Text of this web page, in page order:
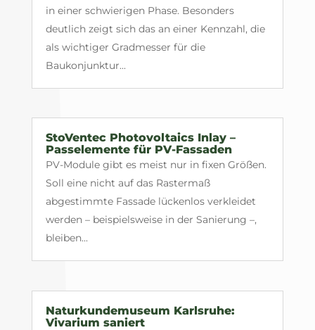
in einer schwierigen Phase. Besonders
deutlich zeigt sich das an einer Kennzahl, die
als wichtiger Gradmesser für die
Baukonjunktur...
StoVentec Photovoltaics Inlay –
Passelemente für PV-Fassaden
PV-Module gibt es meist nur in fixen Größen.
Soll eine nicht auf das Rastermaß
abgestimmte Fassade lückenlos verkleidet
werden – beispielsweise in der Sanierung –,
bleiben...
Naturkundemuseum Karlsruhe:
Vivarium saniert